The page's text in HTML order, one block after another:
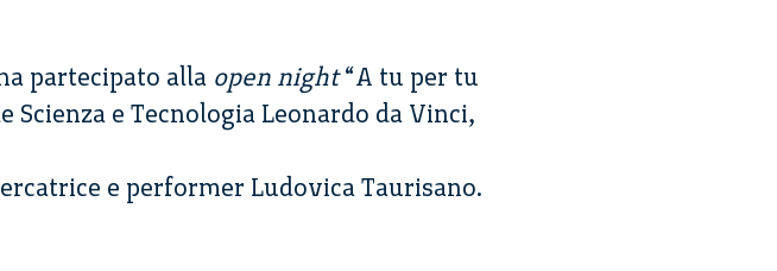
partecipato alla open night“A tu per tu
Scienza e Tecnologia Leonardo da Vinci,
e performer Ludovica Taurisano.